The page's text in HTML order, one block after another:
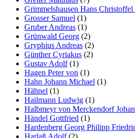
Grimmelshausen Hans Christoffel
Grosser Samuel (1)
Gruber Andreas (1)
Grünwald Georg (2)
Gryphius Andreas (2)
Günther Cyriakus (2)
Gustav Adolf(1)
Hagen Peter von (1)
Hahn Johann Michael (1)
Hähnel (1)
Hailmann Ludwig (1)
Halbmeyr von Merckendorf
Händel Gottfried (1)
Hardenberg Georg Philipp
Harlaß Adolf(2)